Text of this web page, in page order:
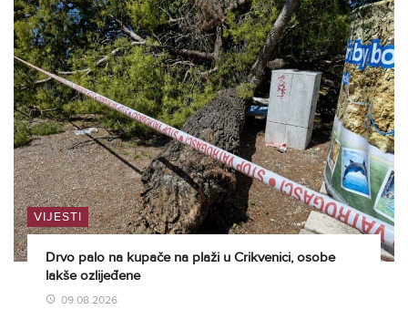
VIJESTI
Drvo palo na kupače na plaži u Crikvenici, osobe
lakše ozlijeđene
09.08.2026